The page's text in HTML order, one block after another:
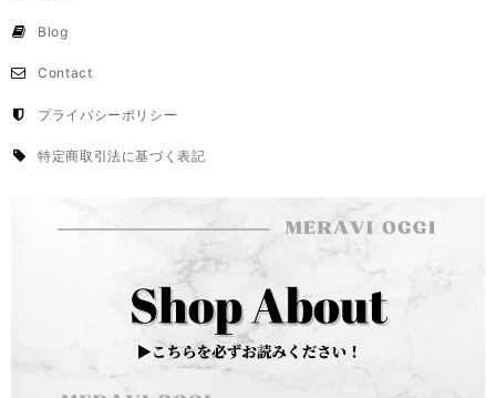
Blog
Contact
プライバシーポリシー
特定商取引法に基づく表記